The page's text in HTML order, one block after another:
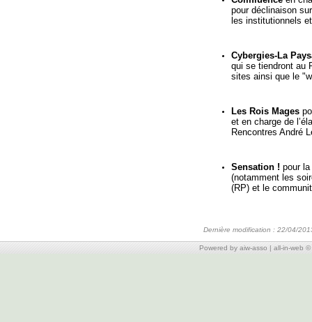
pour déclinaison
les institutionnels
Cybergies-La
qui se tiendront au
sites ainsi que le
Les Rois Mages
et en charge de
Rencontres André
Sensation ! pour
(notamment les
(RP) et le
Dernière modification : 22/04/
Powered by aiw-asso | all-in-web